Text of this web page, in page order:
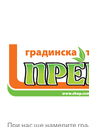
При нас ще намерите